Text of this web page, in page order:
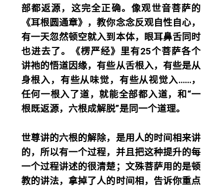
部都返源，这完全正确。像观世音菩萨的
《耳根圆通章》，教你念念反观自性自心，
有一天忽然顿空就入到本体，眼耳鼻舌同时
也进去了。《楞严经》里有25个菩萨各个
讲祂的悟道因缘，有些从舌根入，有些是从
身根入，有些从味觉，有些从视觉入……，
任何一根入了道，就能全部都入道，和“一
根既返源，六根成解脱”是同一个道理。
世尊讲的六根的解除，是用人的时间相来讲
的，所以有一个过程，并且把这种提升的每
一个过程讲述的很清楚；文殊菩萨用的是顿
教的讲法，拿掉了人的时间相，告诉你重点